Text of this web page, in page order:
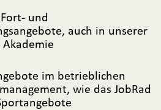
und
auch in unserer
im betrieblichen
wie das JobRad